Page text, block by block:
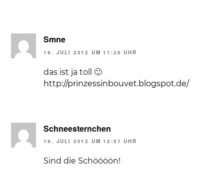
Smne
19. JULI 2012 UM 11:20 UHR
das ist ja toll 🙂
http://prinzessinbouvet.blogspot.de/
Schneesternchen
19. JULI 2012 UM 12:51 UHR
Sind die Schöööön!